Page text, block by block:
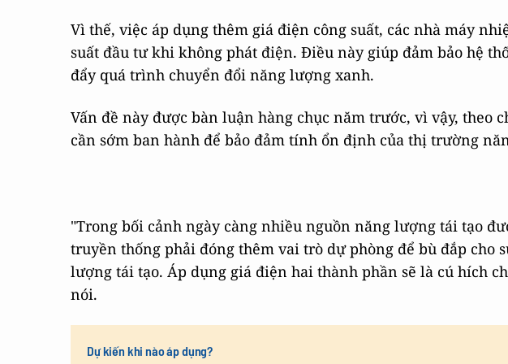
Vì thế, việc áp dụng thêm giá điện công suất, các nhà máy
suất đầu tư khi không phát điện. Điều này giúp đảm bảo hệ
đẩy quá trình chuyển đổi năng lượng xanh.
Vấn đề này được bàn luận hàng chục năm trước, vì vậy, theo
cần sớm ban hành để bảo đảm tính ổn định của thị trường
"Trong bối cảnh ngày càng nhiều nguồn năng lượng tái tạo
truyền thống phải đóng thêm vai trò dự phòng để bù đắp cho
lượng tái tạo. Áp dụng giá điện hai thành phần sẽ là cú hích
nói.
Dự kiến khi nào áp dụng?